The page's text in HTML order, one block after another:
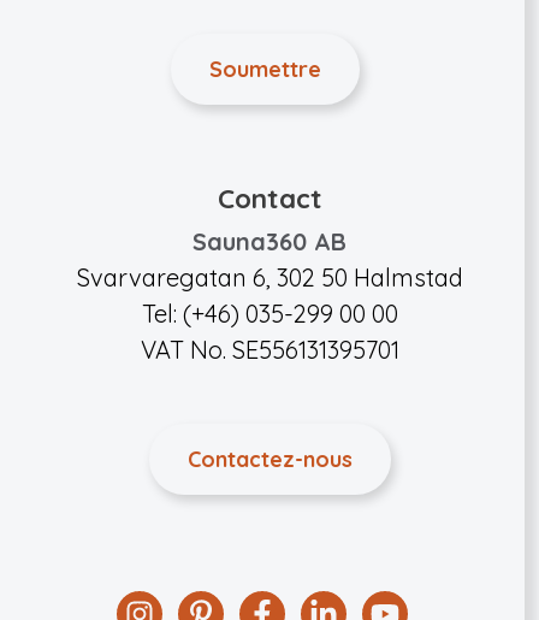
Contact
Sauna360 AB
Svarvaregatan 6, 302 50 Halmstad
Tel: (+46) 035-299 00 00
VAT No. SE556131395701
Contactez-nous
InstagramPinterestFacebook
LinkedinYouTube